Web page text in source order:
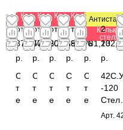
Калькулятор
стеллажей
от 1
376,40
р.
С
т
е
Калькулятор
стеллажей
от
573,60
р.
С
т
е
Калькулятор
стеллажей
от
206,88
р.
С
т
е
Калькулятор
стеллажей
от
191,76
р.
С
т
е
от
781,20
р.
С
т
е
2
р.
-120
ж
Арт.